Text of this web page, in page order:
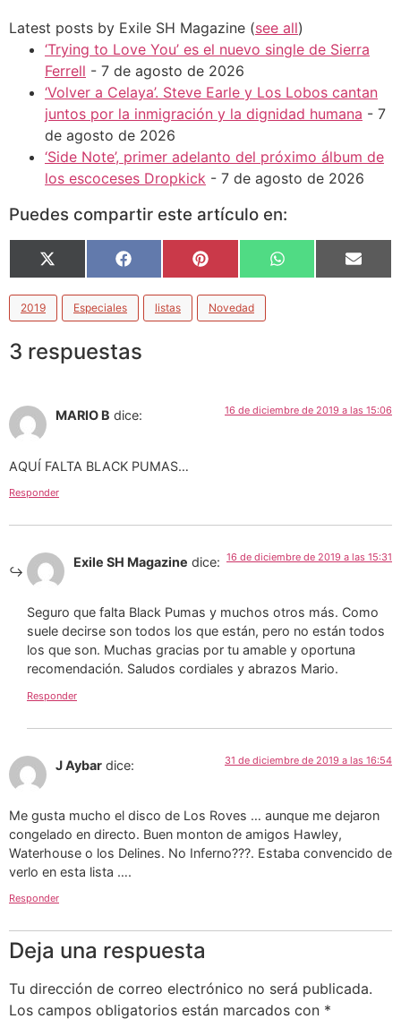
Latest posts by Exile SH Magazine (see all)
‘Trying to Love You’ es el nuevo single de Sierra
Ferrell - 7 de agosto de 2026
‘Volver a Celaya’. Steve Earle y Los Lobos cantan
juntos por la inmigración y la dignidad humana - 7
de agosto de 2026
‘Side Note’, primer adelanto del próximo álbum de
los escoceses Dropkick - 7 de agosto de 2026
Puedes compartir este artículo en:
X
(Twitter)
Facebook Pinterest WhatsApp Email
2019 Especiales listas Novedad
3 respuestas
MARIO B dice: 16 de diciembre de 2019 a las 15:06
AQUÍ FALTA BLACK PUMAS…
Responder
Exile SH Magazine dice: 16 de diciembre de 2019 a las 15:31
Seguro que falta Black Pumas y muchos otros más. Como
suele decirse son todos los que están, pero no están todos
los que son. Muchas gracias por tu amable y oportuna
recomendación. Saludos cordiales y abrazos Mario.
Responder
J Aybar dice: 31 de diciembre de 2019 a las 16:54
Me gusta mucho el disco de Los Roves … aunque me dejaron
congelado en directo. Buen monton de amigos Hawley,
Waterhouse o los Delines. No Inferno???. Estaba convencido de
verlo en esta lista ….
Responder
Deja una respuesta
Tu dirección de correo electrónico no será publicada.
Los campos obligatorios están marcados con *